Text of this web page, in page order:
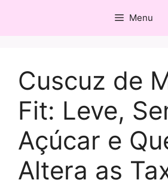
o
Menu
Cuscuz de
Fit: Leve,
Açúcar e
Altera as